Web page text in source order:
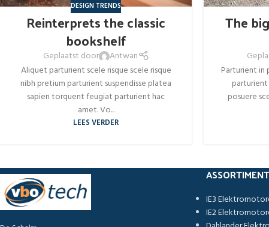
DESIGN TRENDS
Reinterprets the classic
bookshelf
Geplaatst door
Antwan
Aliquet parturient scele risque scele risque
nibh pretium parturient suspendisse platea
sapien torquent feugiat parturient hac
amet. Vo...
LEES VERDER
The
Parturient
parturient
posuere
ASSORTIMENT
IE3
IE2